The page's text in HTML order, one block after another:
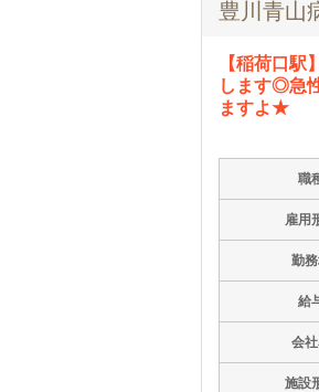
豊川青山
【稲荷口
します◎急
ますよ★
職
雇用
勤
給
会
施設